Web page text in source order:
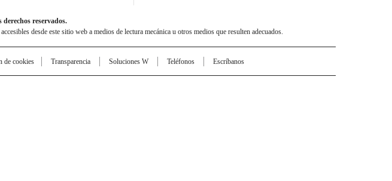
reservados.
desde este sitio web a medios de lectura mecánica u otros medios que resulten adecuados.
de cookies Transparencia Soluciones W Teléfonos Escríbanos